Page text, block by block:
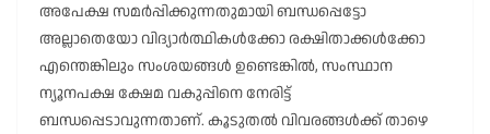
അപേക്ഷ സമർപ്പിക്കുന്നതുമായി ബന്ധപ്പെട്ടോ
അല്ലാതെയോ വിദ്യാർത്ഥികൾക്കോ രക്ഷിതാക്കൾക്കോ
എന്തെങ്കിലും സംശയങ്ങൾ ഉണ്ടെങ്കിൽ, സംസ്ഥാന
ന്യൂനപക്ഷ ക്ഷേമ വകുപ്പിനെ നേരിട്ട്
ബന്ധപ്പെടാവുന്നതാണ്. കൂടുതൽ വിവരങ്ങൾക്ക് താഴെ